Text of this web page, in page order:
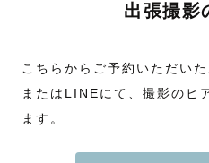
出張撮影
こちらからご予約いただい
またはLINEにて、撮影のヒ
ます。